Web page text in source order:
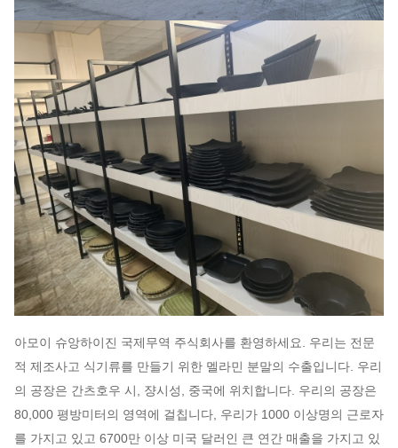
아모이 슈앙하이진 국제무역 주식회사를 환영하세요. 우리는 전문
적 제조사고 식기류를 만들기 위한 멜라민 분말의 수출입니다. 우리
의 공장은 간츠호우 시, 쟝시성, 중국에 위치합니다. 우리의 공장은
80,000 평방미터의 영역에 걸칩니다, 우리가 1000 이상명의 근로자
를 가지고 있고 6700만 이상 미국 달러인 큰 연간 매출을 가지고 있